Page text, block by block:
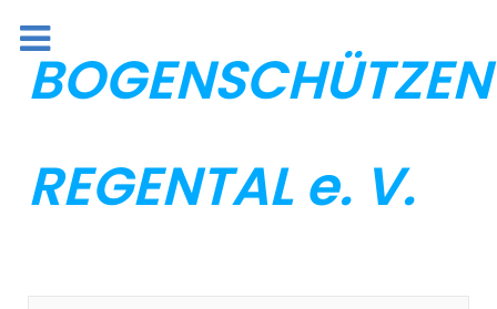
BOGENSCHÜTZEN
REGENTAL e. V.